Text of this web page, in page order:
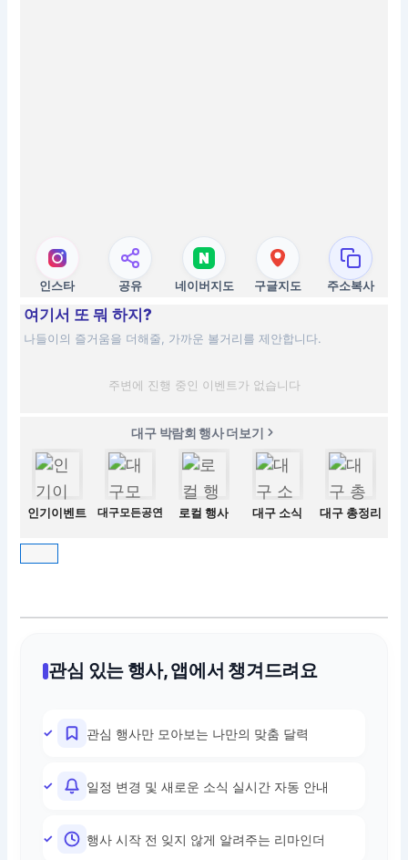
인스타 공유 네이버지도 구글지도 주소복사
여기서 또 뭐 하지?
나들이의 즐거움을 더해줄, 가까운 볼거리를 제안합니다.
주변에 진행 중인 이벤트가 없습니다
대구 박람회 행사 더보기
인기이벤트 대구모든공연 로컬 행사 대구 소식 대구 총정리
관심 있는 행사, 앱에서 챙겨드려요
관심 행사만 모아보는 나만의 맞춤 달력
일정 변경 및 새로운 소식 실시간 자동 안내
행사 시작 전 잊지 않게 알려주는 리마인더